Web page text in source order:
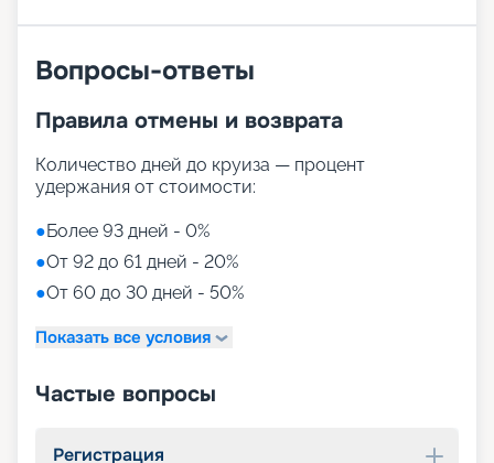
Вопросы-ответы
Правила отмены и возврата
Количество дней до круиза — процент
удержания от стоимости:
●Более 93 дней - 0%
●От 92 до 61 дней - 20%
●От 60 до 30 дней - 50%
Показать все условия
Частые вопросы
Регистрация